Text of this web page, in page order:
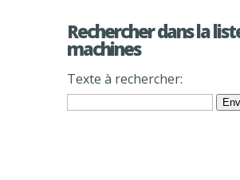
Rechercher dans la
machines
Texte à rechercher: